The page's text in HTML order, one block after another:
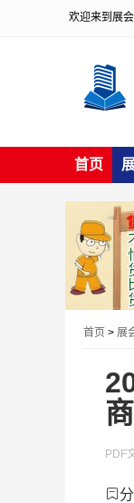
欢迎来到展会
首页
首页 > 展
PDF